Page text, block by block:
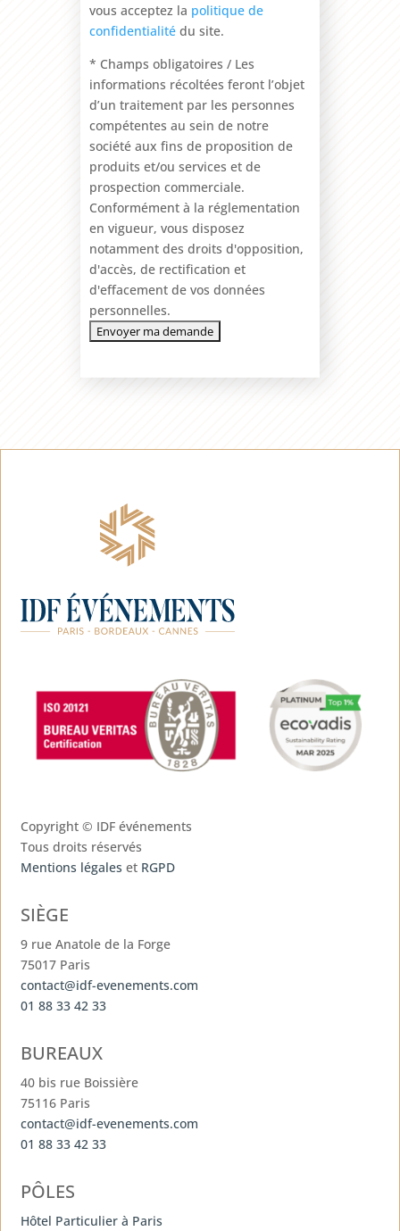
vous acceptez la politique de
confidentialitédu site.
* Champs obligatoires / Les
informations récoltées feront l’objet
d’un traitement par les personnes
compétentes au sein de notre
société aux fins de proposition de
produits et/ou services et de
prospection commerciale.
Conformément à la réglementation
en vigueur, vous disposez
notamment des droits d'opposition,
d'accès, de rectification et
d'effacement de vos données
personnelles.
Copyright © IDF événements
Tous droits réservés
Mentions légales et RGPD
SIÈGE
9 rue Anatole de la Forge
75017 Paris
contact@idf-evenements.com
01 88 33 42 33
BUREAUX
40 bis rue Boissière
75116 Paris
contact@idf-evenements.com
01 88 33 42 33
PÔLES
Hôtel Particulier à Paris